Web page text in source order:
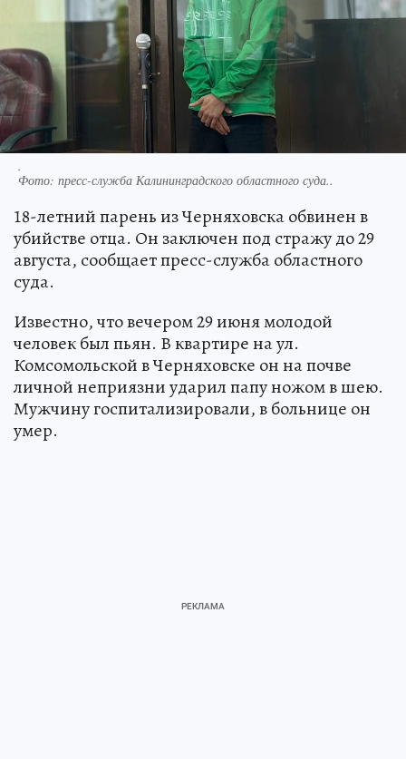
.
Фото: пресс-служба Калининградского областного суда..
18-летний парень из Черняховска обвинен в
убийстве отца. Он заключен под стражу до 29
августа, сообщает пресс-служба областного
суда.
Известно, что вечером 29 июня молодой
человек был пьян. В квартире на ул.
Комсомольской в Черняховске он на почве
личной неприязни ударил папу ножом в шею.
Мужчину госпитализировали, в больнице он
умер.